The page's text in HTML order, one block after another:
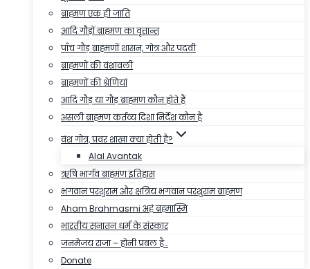
ब्राह्मण एक ही जाति
आदि गौड़ों ब्राह्मण का वृत्तान्त
पाँच गौड़ ब्राह्मणों शासन, गोत्र और पदवी
ब्राह्मणों की वंशावली
ब्राह्मणों की श्रेणियां
आदि गौड़ या गौड़ ब्राह्मण कौन होते हैं
असली ब्राह्मण कर्तव्य दिशा निर्देश कौन है
वंश गोत्र, प्रवर शाखा क्या होती है?
Alal Avantak
ऋषि भार्गव ब्राह्मण इतिहास
भगवान परशुराम और क्षत्रिय भगवान परशुराम ब्राह्मण
Aham Brahmasmi अहं ब्रह्मास्मि
भारतीय सनातन धर्म के संस्कार
जनमेजय राजा – होनी प्रबल है…
Donate